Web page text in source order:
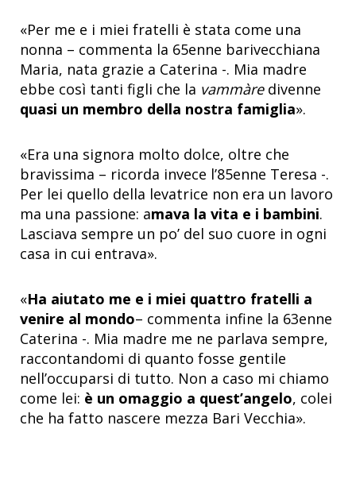
«Per me e i miei fratelli è stata come una
nonna – commenta la 65enne barivecchiana
Maria, nata grazie a Caterina -. Mia madre
ebbe così tanti figli che la vammàredivenne
quasi un membro della nostra famiglia».
«Era una signora molto dolce, oltre che
bravissima – ricorda invece l’85enne Teresa -.
Per lei quello della levatrice non era un lavoro
ma una passione: amava la vita e i bambini.
Lasciava sempre un po’ del suo cuore in ogni
casa in cui entrava».
«Ha aiutato me e i miei quattro fratelli a
venire al mondo– commenta infine la 63enne
Caterina -. Mia madre me ne parlava sempre,
raccontandomi di quanto fosse gentile
nell’occuparsi di tutto. Non a caso mi chiamo
come lei: è un omaggio a quest’angelo, colei
che ha fatto nascere mezza Bari Vecchia».